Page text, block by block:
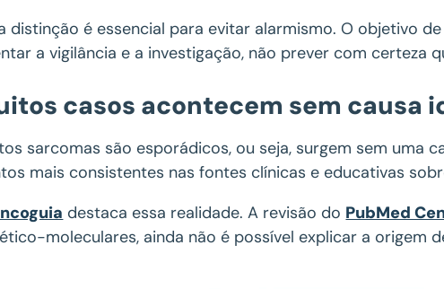
distinção é essencial para evitar alarmismo. O objetivo
a vigilância e a investigação, não prever com certeza
casos acontecem sem causa
sarcomas são esporádicos, ou seja, surgem sem uma
mais consistentes nas fontes clínicas e educativas
destaca essa realidade. A revisão do PubMed
moleculares, ainda não é possível explicar a origem